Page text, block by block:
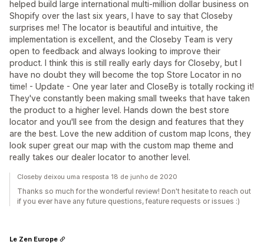
helped build large international multi-million dollar business on
Shopify over the last six years, I have to say that Closeby
surprises me! The locator is beautiful and intuitive, the
implementation is excellent, and the Closeby Team is very
open to feedback and always looking to improve their
product. I think this is still really early days for Closeby, but I
have no doubt they will become the top Store Locator in no
time! - Update - One year later and CloseBy is totally rocking it!
They've constantly been making small tweeks that have taken
the product to a higher level. Hands down the best store
locator and you'll see from the design and features that they
are the best. Love the new addition of custom map Icons, they
look super great our map with the custom map theme and
really takes our dealer locator to another level.
Closeby deixou uma resposta 18 de junho de 2020
Thanks so much for the wonderful review! Don't hesitate to reach out
if you ever have any future questions, feature requests or issues :)
Le Zen Europe